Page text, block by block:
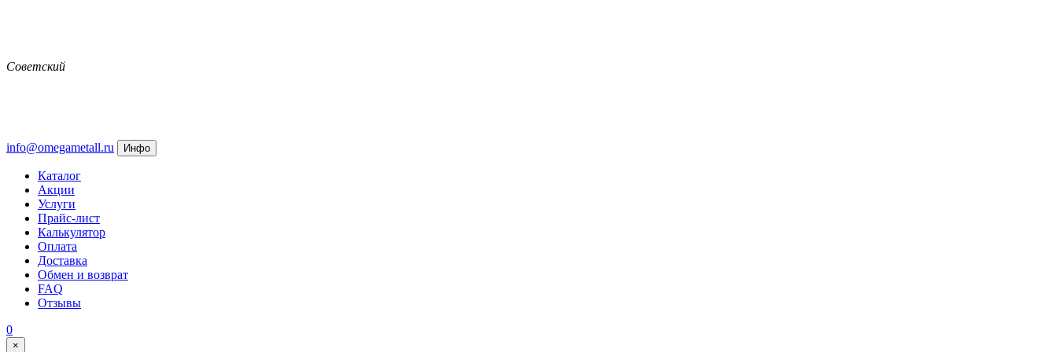
Советский
info@omegametall.ru Инфо
Каталог
Акции
Услуги
Прайс-лист
Калькулятор
Оплата
Доставка
Обмен и возврат
FAQ
Отзывы
0
×